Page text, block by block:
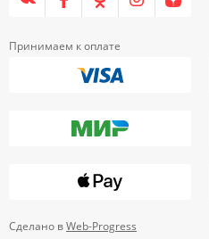
Принимаем к оплате
Сделано вWeb-Progress